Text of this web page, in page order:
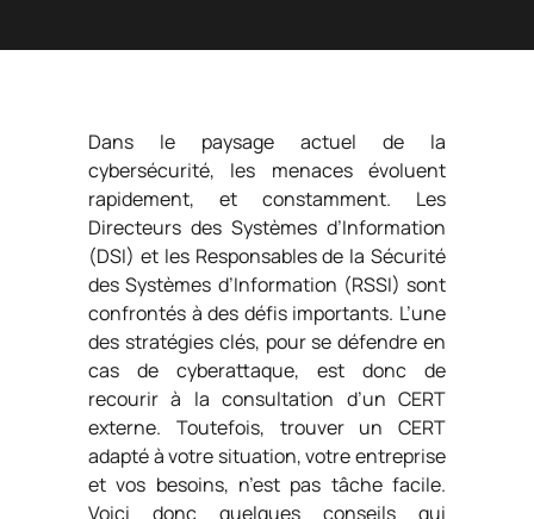
Dans le paysage actuel de la
cybersécurité, les menaces évoluent
rapidement, et constamment. Les
Directeurs des Systèmes d’Information
(DSI) et les Responsables de la Sécurité
des Systèmes d’Information (RSSI) sont
confrontés à des défis importants. L’une
des stratégies clés, pour se défendre en
cas de cyberattaque, est donc de
recourir à la consultation d’un CERT
externe. Toutefois, trouver un CERT
adapté à votre situation, votre entreprise
et vos besoins, n’est pas tâche facile.
Voici donc quelques conseils qui